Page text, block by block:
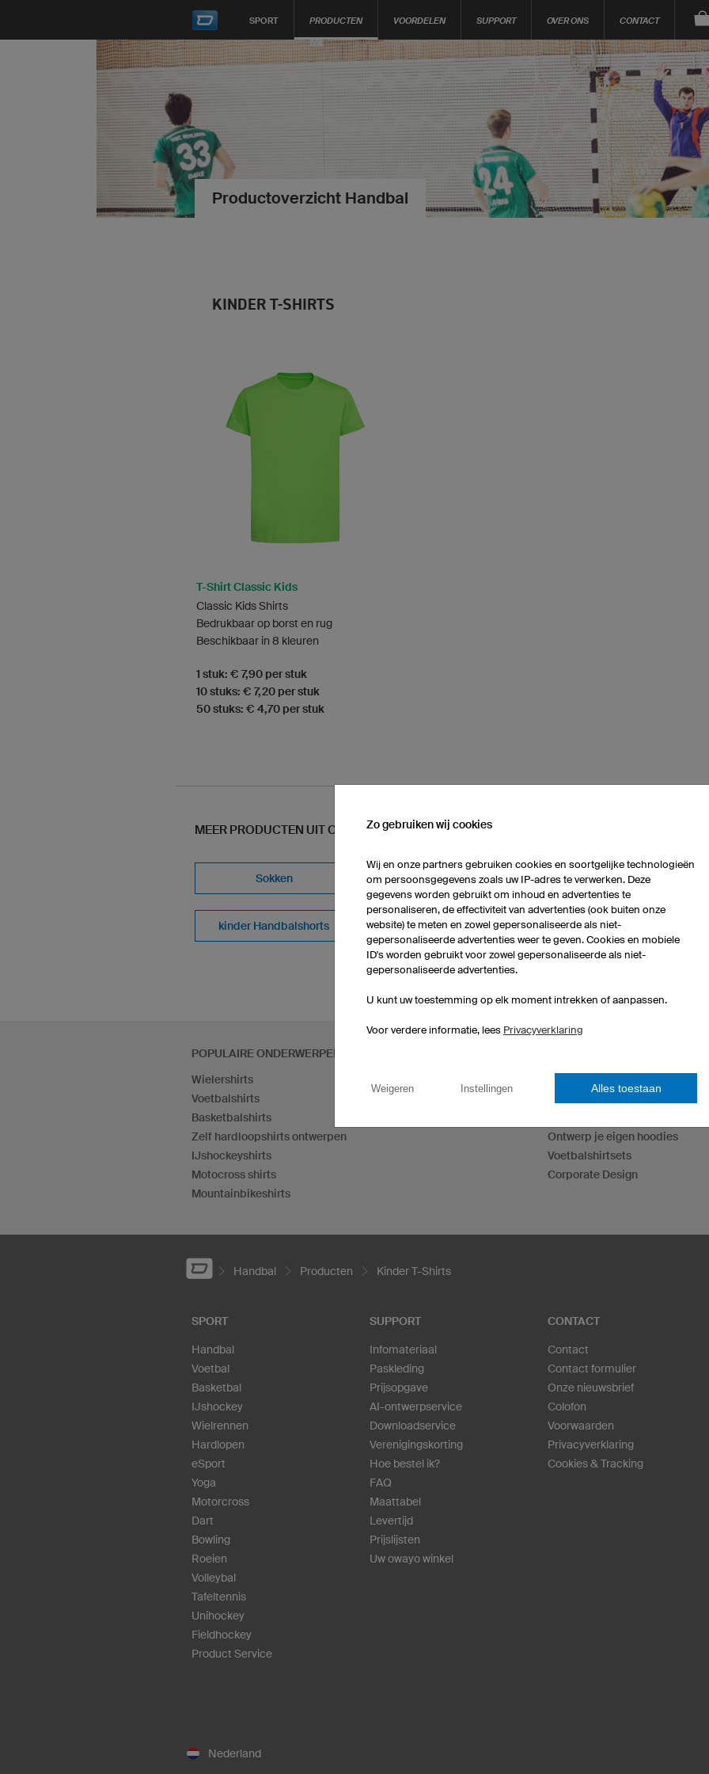
SPORT PRODUCTEN VOORDELEN SUPPORT OVER ONS CONTACT
Productoverzicht Handbal
KINDER T-SHIRTS
T-Shirt Classic Kids
Classic Kids Shirts
Bedrukbaar op borst en rug
Beschikbaar in 8 kleuren
1 stuk: € 7,90 per stuk
10 stuks: € 7,20 per stuk
50 stuks: € 4,70 per stuk
MEER PRODUCTEN UIT ONS ASSORTIMENT
Sokken Heren Handbalshorts [seolink_hbtrikotsuebersicht]
kinder Handbalshorts Kids Handbalshirts
POPULAIRE ONDERWERPEN
Wielershirts
Voetbalshirts
Basketbalshirts
Zelf hardloopshirts ontwerpen
IJshockeyshirts
Motocross shirts
Mountainbikeshirts
Ontwerp je eigen hoodies
Voetbalshirtsets
Corporate Design
Handbal Producten Kinder T-Shirts
SPORT
Handbal
Voetbal
Basketbal
IJshockey
Wielrennen
Hardlopen
eSport
Yoga
Motorcross
Dart
Bowling
Roeien
Volleybal
Tafeltennis
Unihockey
Fieldhockey
Product Service
SUPPORT
Infomateriaal
Paskleding
Prijsopgave
AI-ontwerpservice
Downloadservice
Verenigingskorting
Hoe bestel ik?
FAQ
Maattabel
Levertijd
Prijslijsten
Uw owayo winkel
CONTACT
Contact
Contact formulier
Onze nieuwsbrief
Colofon
Voorwaarden
Privacyverklaring
Cookies & Tracking
Nederland
Zo gebruiken wij cookies
Wij en onze partners gebruiken cookies en soortgelijke technologieën
om persoonsgegevens zoals uw IP-adres te verwerken. Deze
gegevens worden gebruikt om inhoud en advertenties te
personaliseren, de effectiviteit van advertenties (ook buiten onze
website) te meten en zowel gepersonaliseerde als niet-
gepersonaliseerde advertenties weer te geven. Cookies en mobiele
ID's worden gebruikt voor zowel gepersonaliseerde als niet-
gepersonaliseerde advertenties.
U kunt uw toestemming op elk moment intrekken of aanpassen.
Voor verdere informatie, lees Privacyverklaring
Weigeren Instellingen Alles toestaan